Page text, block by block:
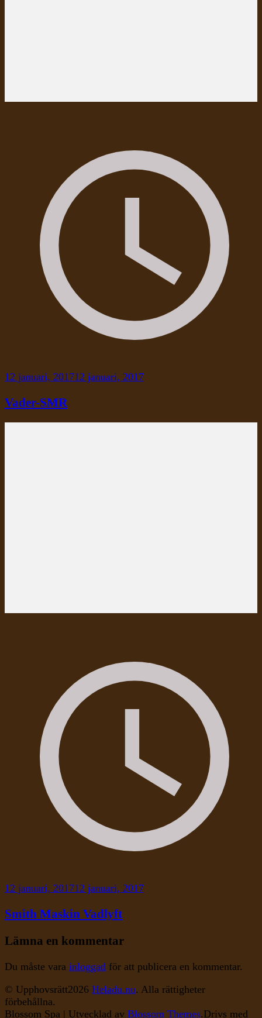
12 januari, 201712 januari, 2017
Vader-SMR
12 januari, 201712 januari, 2017
Smith Maskin Vadlyft
Lämna en kommentar
Du måste vara inloggad för att publicera en kommentar.
© Upphovsrätt2026 Heladu.nu. Alla rättigheter
förbehållna.
Blossom Spa | Utvecklad av Blossom Themes.Drivs med